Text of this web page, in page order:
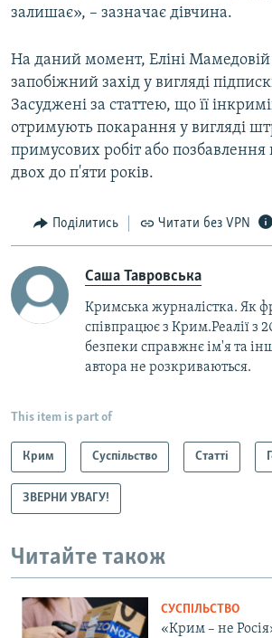
залишає», – зазначає дівчина.
На даний момент, Еліні
запобіжний захід у вигляді
Засуджені за статтею, що її
отримують покарання у вигляді
примусових робіт або позбавлення
двох до п'яти років.
Поділитись Читати без VPN
Саша Тавровська
Кримська журналістка. Як
співпрацює з Крим.Реалії з
безпеки справжнє ім'я та
автора не розкриваються.
This item is part of
Крим Суспільство Статті
ЗВЕРНИ УВАГУ!
Читайте також
СУСПІЛЬСТВО
«Крим – не